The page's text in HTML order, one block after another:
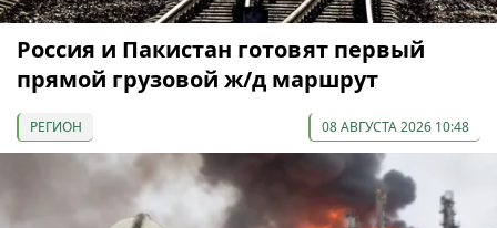
Россия и Пакистан готовят первый
прямой грузовой ж/д маршрут
РЕГИОН 08 АВГУСТА 2026 10:48